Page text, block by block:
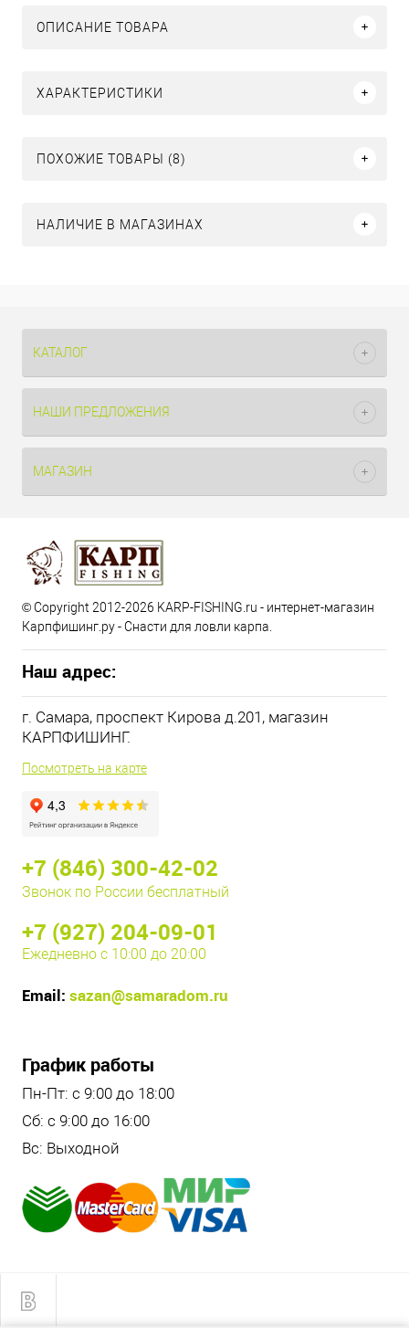
ОПИСАНИЕ ТОВАРА
ХАРАКТЕРИСТИКИ
ПОХОЖИЕ ТОВАРЫ (8)
НАЛИЧИЕ В МАГАЗИНАХ
КАТАЛОГ
НАШИ ПРЕДЛОЖЕНИЯ
МАГАЗИН
© Copyright 2012-2026 KARP-FISHING.ru - интернет-магазин
Карпфишинг.ру - Снасти для ловли карпа.
Наш адрес:
г. Самара, проспект Кирова д.201, магазин
КАРПФИШИНГ.
Посмотреть на карте
+7 (846) 300-42-02
Звонок по России бесплатный
+7 (927) 204-09-01
Ежедневно с 10:00 до 20:00
Email: sazan@samaradom.ru
График работы
Пн-Пт: с 9:00 до 18:00
Сб: с 9:00 до 16:00
Вс: Выходной